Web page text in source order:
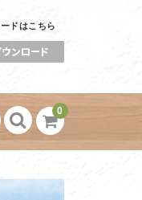
ドはこちら
0